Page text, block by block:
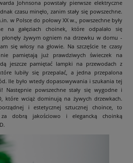
Johnsona powstały pierwsze elektryczne
czasu minęło, zanim stały się powszechne.
w Polsce do połowy XX w., powszechne były
na gałęziach choinek, które odpalało się
żywym ogniem na drzewku w domu -
się włosy na głowie. Na szczęście te czasy
pamiętają już prawdziwych świeczek na
jeszcze pamiętać lampki na przewodach z
lubiły się przepalać, a jedna przepalona
Ile było wtedy dopasowywania i szukania tej
Następnie powszechne stały się wygodne i
które wciąż dominują na żywych drzewkach.
i estetycznej sztucznej choince, to
dobrą jakościowo i elegancką choinką